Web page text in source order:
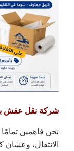
شركة نقل عفش
نحن فاهمين
الانتقال،